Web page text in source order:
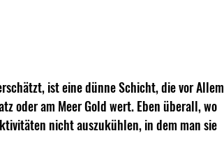
ist eine dünne Schicht, die vor Allem
oder am Meer Gold wert. Eben überall, wo
nicht auszukühlen, in dem man sie